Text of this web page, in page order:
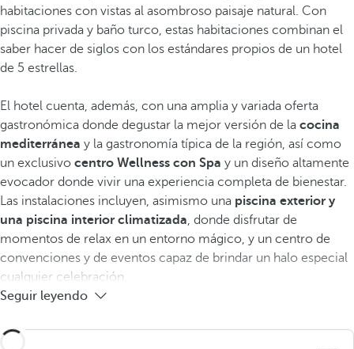
habitaciones con vistas al asombroso paisaje natural. Con
piscina privada y baño turco, estas habitaciones combinan el
saber hacer de siglos con los estándares propios de un hotel
de 5 estrellas.
El hotel cuenta, además, con una amplia y variada oferta
gastronómica donde degustar la mejor versión de la cocina
mediterránea y la gastronomía típica de la región, así como
un exclusivo centro Wellness con Spa y un diseño altamente
evocador donde vivir una experiencia completa de bienestar.
Las instalaciones incluyen, asimismo una piscina exterior y
una piscina interior climatizada , donde disfrutar de
momentos de relax en un entorno mágico, y un centro de
convenciones y de eventos capaz de brindar un halo especial
cualquier celebración.
Seguir leyendo